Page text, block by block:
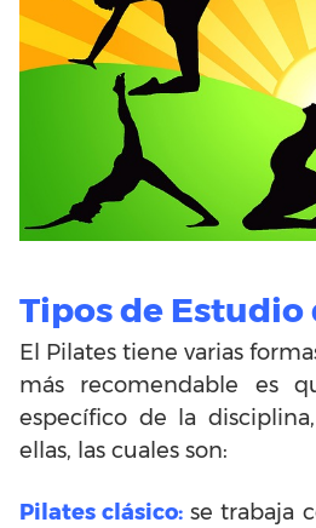
Tipos de Estudio
El Pilates tiene varias
más recomendable es
específico de la
ellas, las cuales son:
Pilates clásico: se trabaja